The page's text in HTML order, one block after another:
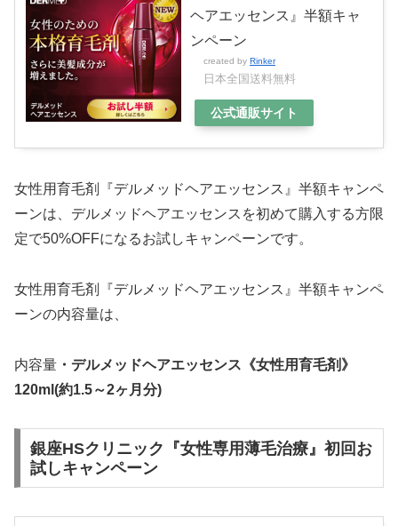
ヘアエッセンス』半額キャ
ンペーン
created by Rinker
日本全国送料無料
公式通販サイト
女性用育毛剤『デルメッドヘアエッセンス』半額キャンペ
ーンは、デルメッドヘアエッセンスを初めて購入する方限
定で50%OFFになるお試しキャンペーンです。
女性用育毛剤『デルメッドヘアエッセンス』半額キャンペ
ーンの内容量は、
内容量 ・デルメッドヘアエッセンス《女性用育毛剤》
120ml(約1.5～2ヶ月分)
銀座HSクリニック『女性専用薄毛治療』初回お
試しキャンペーン